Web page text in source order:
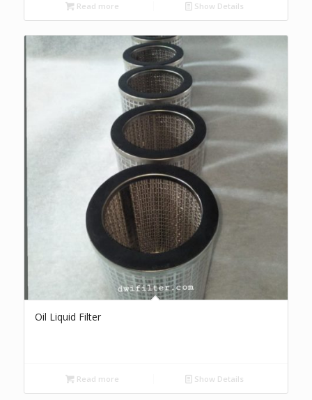
Read more Show Details
Oil Liquid Filter
Read more Show Details